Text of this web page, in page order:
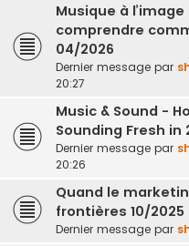
Musique à
comprendre
04/2026
Dernier message par
20:27
Music & Sound -
Sounding Fresh in
Dernier message par
20:26
Quand le
frontières 10/2025
Dernier message par